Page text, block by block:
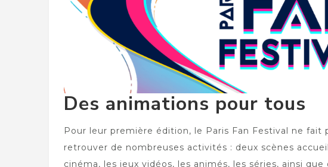
Des animations pour tous
Pour leur première édition, le Paris Fan Festival ne fait
retrouver de nombreuses activités : deux scènes
cinéma, les jeux vidéos, les animés, les séries, ainsi